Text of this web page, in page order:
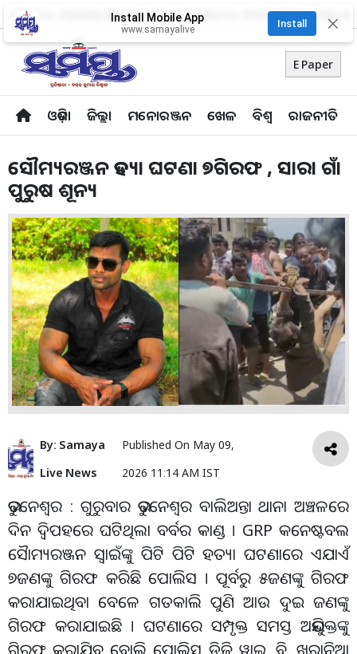
About Us Advertise With Us Career Contact Us Privacy Policy
E Paper
ଓଡ଼ିଶା ଜିଲ୍ଲା ମନୋରଞ୍ଜନ ଖେଳ ବିଶ୍ବ ରାଜନୀତି
Install Mobile App
www.samayalive
Install ✕
ସୌମ୍ୟରଞ୍ଜନ ହତ୍ୟା ଘଟଣା ୭ଗିରଫ , ସାରା ଗାଁ
ପୁରୁଷ ଶୂନ୍ୟ
By: Samaya
Live News
Published On May 09,
2026 11:14 AM IST
ଭୁବନେଶ୍ୱର : ଗୁରୁବାର ଭୁବନେଶ୍ବର ବାଲିଅନ୍ତା ଥାନା ଅଞ୍ଚଳରେ
ଦିନ ଦ୍ବିପହରେ ଘଟିଥିଲା ବର୍ବର କାଣ୍ଡ । GRP କନେଷ୍ଟବଲ
ସୈାମ୍ୟରଞ୍ଜନ ସ୍ବାଇଁଙ୍କୁ ପିଟି ପିଟି ହତ୍ୟା ଘଟଣାରେ ଏଯାଏଁ
୭ଜଣଙ୍କୁ ଗିରଫ କରିଛି ପୋଲିସ । ପୂର୍ବରୁ ୫ଜଣଙ୍କୁ ଗିରଫ
କରାଯାଇଥିବା ବେଳେ ଗତକାଲି ପୁଣି ଆଉ ଦୁଇ ଜଣଙ୍କୁ
ଗିରଫ କରାଯାଇଛି । ଘଟଣାରେ ସମ୍ପୃକ୍ତ ସମସ୍ତ ଅଭିଯୁକ୍ତଙ୍କୁ
ଗିରଫ କରାଯିବ ବୋଲି ପୋଲିସ ଡିଜି ୱାଇ. ବି. ଖୁରାନିଆ